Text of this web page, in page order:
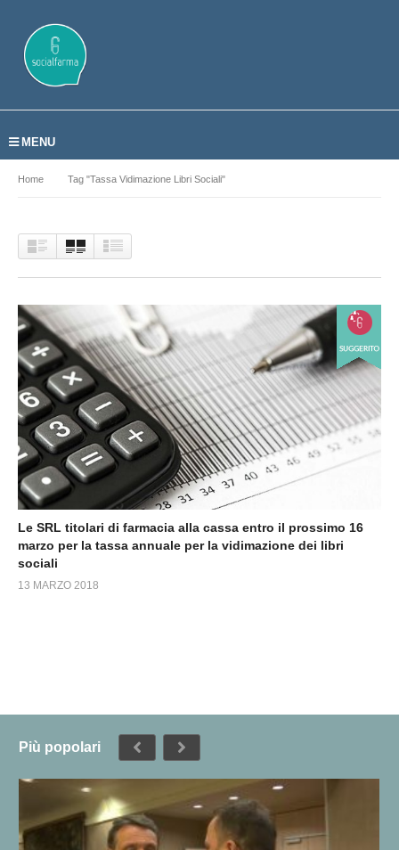
MENU
Home Tag "tassa Vidimazione Libri Sociali"
Le SRL titolari di farmacia alla cassa entro il prossimo 16
marzo per la tassa annuale per la vidimazione dei libri
sociali
13 MARZO 2018
Più popolari